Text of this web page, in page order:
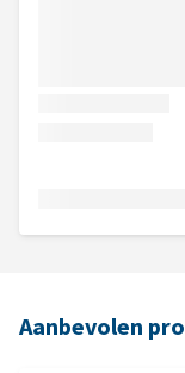
Aanbevolen